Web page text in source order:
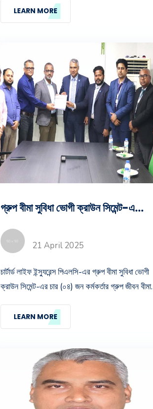
গিয়াস উদ্দিনের মৃত্যুতে মৃত্যু দাবি বাবদ মোট ১৩৭,১৪৮/- ( এক
লক্ষ সাইত্রিশ হাজার একশত আটচল্লিশ ) টাকার চেক
LEARN MORE
গ্রুপ বীমা সুবিধা ভোগী ক্রাউন সিমেন্ট-এর চার (০৪) জন কর্মকর্তার গ্রুপ জীবন বীমা দাবী
21 April 2025
চার্টার্ড লাইফ ইন্স্যুরেন্স পিএলসি-এর গ্রুপ বীমা সুবিধা ভোগী
ক্রাউন সিমেন্ট-এর চার (০৪) জন কর্মকর্তার গ্রুপ জীবন বীমা
পঁয়তাল্লিশ) টাকার চেক হস্তান্তর করা হয়। চার্টার্ড লাইফ-এর
সিইও (ভারপ্রাপ্ত) জনাব মোহাম্মদ এমদাদ উল্ল্যাহ ক্রাউন
নিকট উক্ত বীমা দাবীর চেক হস্তান্তর করেন।
LEARN MORE